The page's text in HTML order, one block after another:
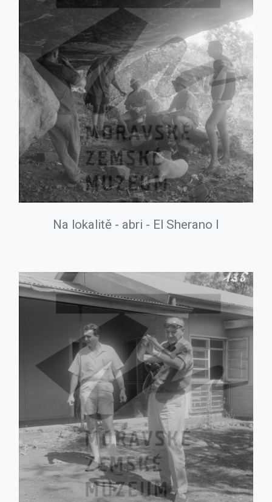
Na lokalitě - abri - El Sherano I